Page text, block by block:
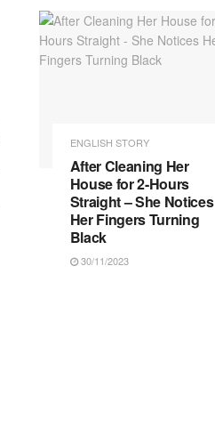
ENGLISH STORY
After Cleaning Her
House for 2-Hours
Straight – She Notices
Her Fingers Turning
Black
30/11/2023